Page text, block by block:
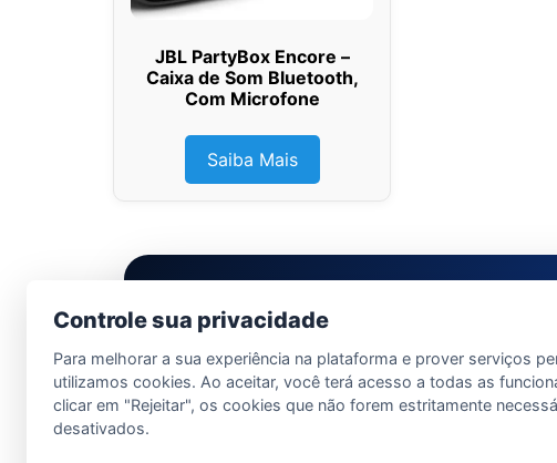
JBL PartyBox Encore –
Caixa de Som Bluetooth,
Com Microfone
Saiba Mais
Controle sua privacidade
Para melhorar a sua experiência na plataforma e prover serviços
utilizamos cookies. Ao aceitar, você terá acesso a todas as
clicar em "Rejeitar", os cookies que não forem estritamente
desativados.